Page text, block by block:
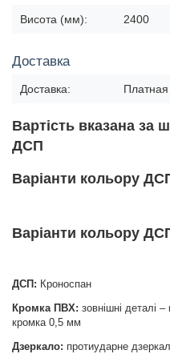
Висота (мм): 2400
Доставка
Доставка: Платная
Вартість вказана за
ДСП
Варіанти кольору
Варіанти кольору
ДСП: Кроноспан
Кромка ПВХ: зовнішні деталі
кромка 0,5 мм
Дзеркало: протиударне